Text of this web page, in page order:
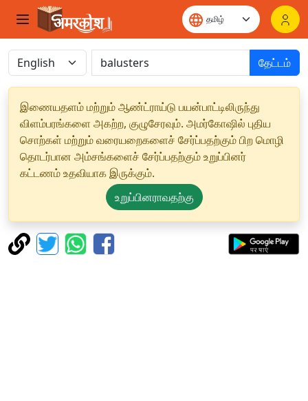
தேட்டம்
இணையதளம் மற்றும் ஆண்ட்ராய்டு பயன்பாட்டிலிருந்து
விளம்பரங்களை அகற்ற, குழுசேரவும். அமர்கோஷில் புதிய
சொற்கள் மற்றும் வரையறைகளைச் சேர்ப்பதற்கும் பிற மொழி
தொடர்பான அம்சங்களைச் சேர்ப்பதற்கும் உறுப்பினர்
கட்டணம் உதவியாக இருக்கும்.
உறுப்பினராவதற்கு